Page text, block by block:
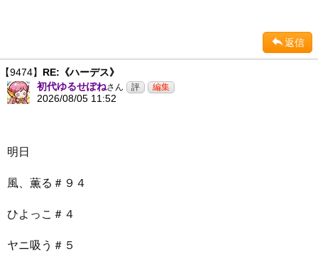
返信
【9474】 RE:《ハーデス》
初代ゆるせぽねさん
2026/08/05 11:52
明日
風、薫る＃９４
ひよっこ＃４
ヤニ吸う＃５